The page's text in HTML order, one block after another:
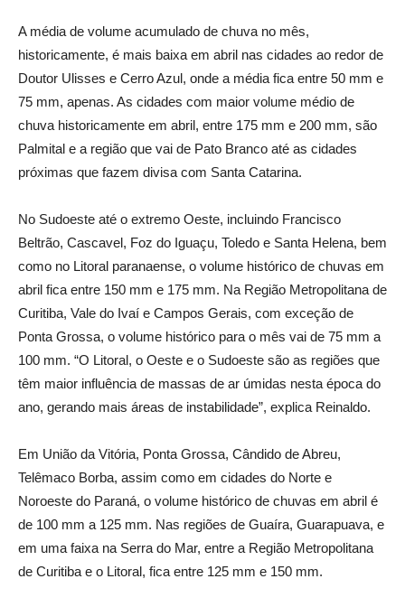
A média de volume acumulado de chuva no mês,
historicamente, é mais baixa em abril nas cidades ao redor de
Doutor Ulisses e Cerro Azul, onde a média fica entre 50 mm e
75 mm, apenas. As cidades com maior volume médio de
chuva historicamente em abril, entre 175 mm e 200 mm, são
Palmital e a região que vai de Pato Branco até as cidades
próximas que fazem divisa com Santa Catarina.
No Sudoeste até o extremo Oeste, incluindo Francisco
Beltrão, Cascavel, Foz do Iguaçu, Toledo e Santa Helena, bem
como no Litoral paranaense, o volume histórico de chuvas em
abril fica entre 150 mm e 175 mm. Na Região Metropolitana de
Curitiba, Vale do Ivaí e Campos Gerais, com exceção de
Ponta Grossa, o volume histórico para o mês vai de 75 mm a
100 mm. “O Litoral, o Oeste e o Sudoeste são as regiões que
têm maior influência de massas de ar úmidas nesta época do
ano, gerando mais áreas de instabilidade”, explica Reinaldo.
Em União da Vitória, Ponta Grossa, Cândido de Abreu,
Telêmaco Borba, assim como em cidades do Norte e
Noroeste do Paraná, o volume histórico de chuvas em abril é
de 100 mm a 125 mm. Nas regiões de Guaíra, Guarapuava, e
em uma faixa na Serra do Mar, entre a Região Metropolitana
de Curitiba e o Litoral, fica entre 125 mm e 150 mm.